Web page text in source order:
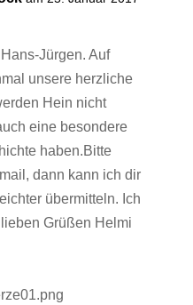
Jürgen. Auf
unsere herzliche
Hein nicht
eine besondere
haben.Bitte
dann kann ich dir
übermitteln. Ich
Grüßen Helmi